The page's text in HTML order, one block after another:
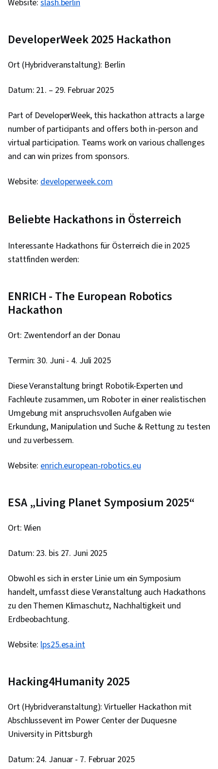
Verwaltung, Frontend-Integration, Datenbank-
Webentwicklung, Serverloses Rechnen, Restful
Anwendungsentwicklung, NumPy,
Datenerhebung, Datenanalyse, Skripting,
Entwicklungstools, Methoden der
Softwareentwicklung, Unified Modeling
Language, Software-Entwicklung, Web-Sprache,
Entwicklungsumgebung, Software-
JSON, Paket- und Softwareverwaltung, Model-
Frameworks, API-Entwurf, Informatik, Cascading
Semantisches Web, Ereignisgesteuerte
Programmierung, Browser-Kompatibilität,
Kontinuierliche Bereitstellung,
Anwendungsdesign, Web-Design und
Kommunikation, Kommunikations-Strategien,
Kommunikationsfähigkeiten, Problemlösung,
React.js, UI-Komponenten, React Redux,
Benutzeroberfläche (UI), Datenfluss,
Wiederverwendbarkeit von Code, Generative
KI, Fehlersuche, Code-Überprüfung, Prompt-
Muster, Anwendungssicherheit, Software-
Generative AI-Agenten, DevSecOps,
Rahmenwerke
Website:slash.berlin
DeveloperWeek 2025 Hackathon
Ort (Hybridveranstaltung): Berlin
Datum: 21. – 29. Februar 2025
Part of DeveloperWeek, this hackathon attracts a large
number of participants and offers both in-person and
virtual participation. Teams work on various challenges
and can win prizes from sponsors.
Website:developerweek.com
Beliebte Hackathons in Österreich
Interessante Hackathons für Österreich die in 2025
stattfinden werden:
ENRICH - The European Robotics
Hackathon
Ort: Zwentendorf an der Donau
Termin: 30. Juni - 4. Juli 2025
Diese Veranstaltung bringt Robotik-Experten und
Fachleute zusammen, um Roboter in einer realistischen
Umgebung mit anspruchsvollen Aufgaben wie
Erkundung, Manipulation und Suche & Rettung zu testen
und zu verbessern.
Website:enrich.european-robotics.eu
ESA „Living Planet Symposium 2025“
Ort: Wien
Datum: 23. bis 27. Juni 2025
Obwohl es sich in erster Linie um ein Symposium
handelt, umfasst diese Veranstaltung auch Hackathons
zu den Themen Klimaschutz, Nachhaltigkeit und
Erdbeobachtung.
Website:lps25.esa.int
Hacking4Humanity 2025
Ort (Hybridveranstaltung): Virtueller Hackathon mit
Abschlussevent im Power Center der Duquesne
University in Pittsburgh
Datum: 24. Januar - 7. Februar 2025